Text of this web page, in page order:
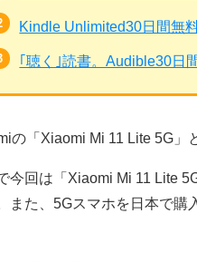
Kindle Unlimited30日間無
｢聴く｣読書。Audible30日
の「Xiaomi Mi 11 Lite 5G」
今回は「Xiaomi Mi 11 Lite
また、5Gスマホを日本で